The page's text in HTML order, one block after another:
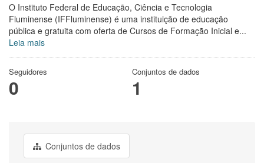
O Instituto Federal de Educação, Ciência e Tecnologia
Fluminense (IFFluminense) é uma instituição de educação
pública e gratuita com oferta de Cursos de Formação Inicial e...
Leia mais
Seguidores
0
Conjuntos de dados
1
Conjuntos de dados